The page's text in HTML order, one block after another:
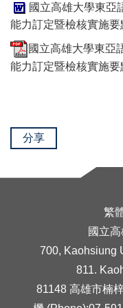
國立高雄大學東亞
能力訂定暨檢核實施要
國立高雄大學東亞
能力訂定暨檢核實施要
分享
繁
國立
700, Kaohsiung
811.
81148 高雄市楠